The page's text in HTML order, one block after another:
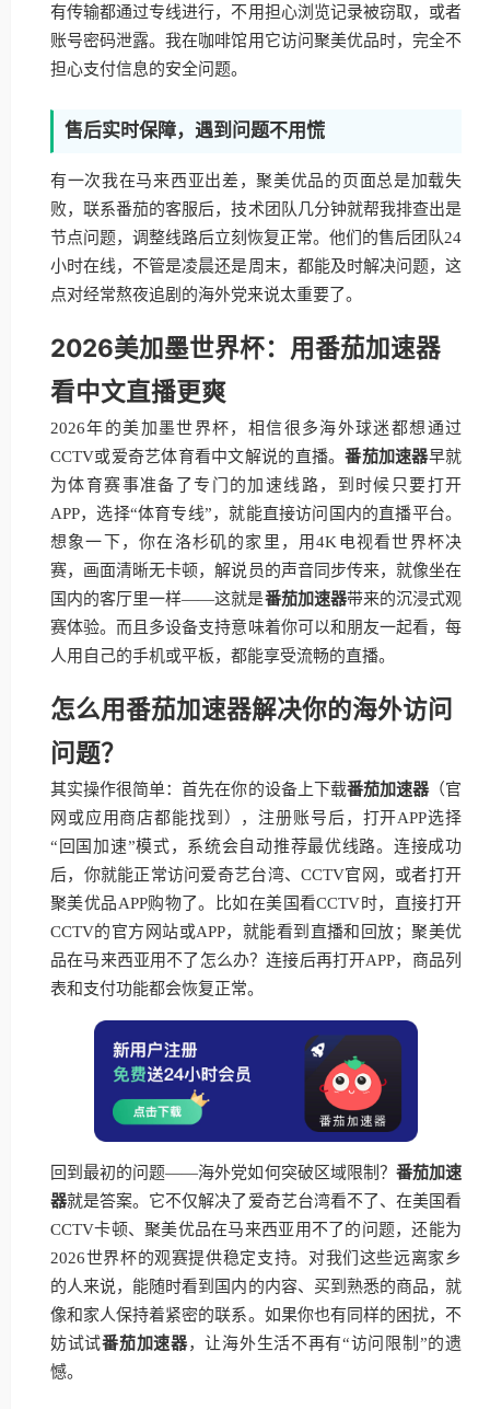
有传输都通过专线进行，不用担心浏览记录被窃取，或者
账号密码泄露。我在咖啡馆用它访问聚美优品时，完全不
担心支付信息的安全问题。
售后实时保障，遇到问题不用慌
有一次我在马来西亚出差，聚美优品的页面总是加载失
败，联系番茄的客服后，技术团队几分钟就帮我排查出是
节点问题，调整线路后立刻恢复正常。他们的售后团队24
小时在线，不管是凌晨还是周末，都能及时解决问题，这
点对经常熬夜追剧的海外党来说太重要了。
2026美加墨世界杯：用番茄加速器
看中文直播更爽
2026年的美加墨世界杯，相信很多海外球迷都想通过
CCTV或爱奇艺体育看中文解说的直播。番茄加速器早就
为体育赛事准备了专门的加速线路，到时候只要打开
APP，选择“体育专线”，就能直接访问国内的直播平台。
想象一下，你在洛杉矶的家里，用4K电视看世界杯决
赛，画面清晰无卡顿，解说员的声音同步传来，就像坐在
国内的客厅里一样——这就是番茄加速器带来的沉浸式观
赛体验。而且多设备支持意味着你可以和朋友一起看，每
人用自己的手机或平板，都能享受流畅的直播。
怎么用番茄加速器解决你的海外访问
问题？
其实操作很简单：首先在你的设备上下载番茄加速器（官
网或应用商店都能找到），注册账号后，打开APP选择
“回国加速”模式，系统会自动推荐最优线路。连接成功
后，你就能正常访问爱奇艺台湾、CCTV官网，或者打开
聚美优品APP购物了。比如在美国看CCTV时，直接打开
CCTV的官方网站或APP，就能看到直播和回放；聚美优
品在马来西亚用不了怎么办？连接后再打开APP，商品列
表和支付功能都会恢复正常。
回到最初的问题——海外党如何突破区域限制？ 番茄加速
器就是答案。它不仅解决了爱奇艺台湾看不了、在美国看
CCTV卡顿、聚美优品在马来西亚用不了的问题，还能为
2026世界杯的观赛提供稳定支持。对我们这些远离家乡
的人来说，能随时看到国内的内容、买到熟悉的商品，就
像和家人保持着紧密的联系。如果你也有同样的困扰，不
妨试试番茄加速器，让海外生活不再有“访问限制”的遗
憾。